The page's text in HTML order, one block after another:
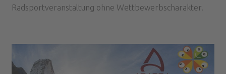
Radsportveranstaltung ohne Wettbewerbscharakter.